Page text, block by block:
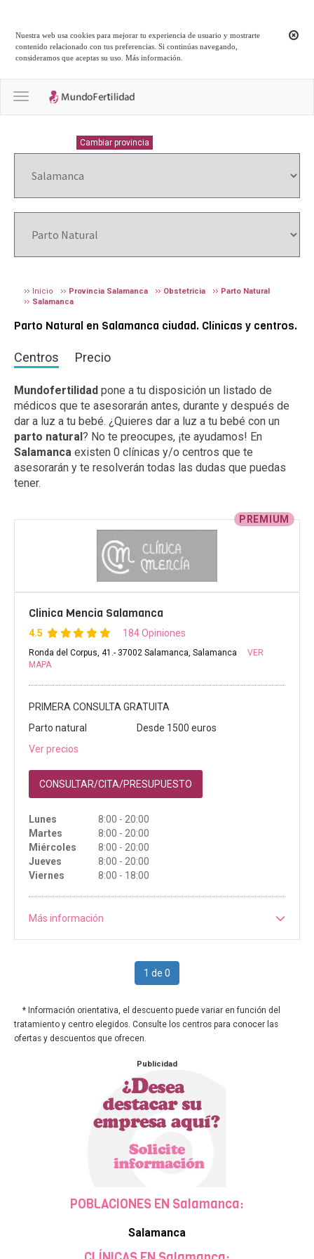
Nuestra web usa cookies para mejorar tu experiencia de usuario y mostrarte
contenido relacionado con tus preferencias. Si continúas navegando,
consideramos que aceptas su uso.Más información
Toggle navigation
Cambiar provincia
Inicio Provincia Salamanca Obstetricia
Parto Natural
Salamanca
Parto Natural en Salamanca ciudad. Clínicas y centros.
Centros Precio
Mundofertilidad pone a tu disposición un listado de
médicos que te asesorarán antes, durante y después de
dar a luz a tu bebé. ¿Quieres dar a luz a tu bebé con un
parto natural ? No te preocupes, ¡te ayudamos! En
Salamanca existen 0 clínicas y/o centros que te
asesorarán y te resolverán todas las dudas que puedas
tener.
PREMIUM
Clinica Mencia Salamanca
4.5 184 Opiniones
Ronda del Corpus, 41.- 37002 Salamanca, Salamanca
VER
MAPA
PRIMERA CONSULTA GRATUITA
Parto natural
Desde 1500 euros
Ver precios
CONSULTAR/CITA/PRESUPUESTO
Lunes
8:00 - 20:00
Martes
8:00 - 20:00
Miércoles
8:00 - 20:00
Jueves
8:00 - 20:00
Viernes
8:00 - 18:00
Más información
1 de 0
* Información orientativa, el descuento puede variar en función del
tratamiento y centro elegidos. Consulte los centros para conocer las
ofertas y descuentos que ofrecen.
Publicidad
POBLACIONES EN Salamanca:
Salamanca